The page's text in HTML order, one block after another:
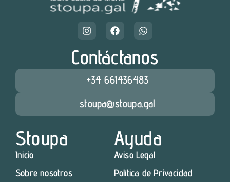
Stoupa
Inicio
Sobre nosotros
Ayuda
Aviso Legal
Política de Privacidad
Contáctanos
+34 661436483
stoupa@stoupa.gal